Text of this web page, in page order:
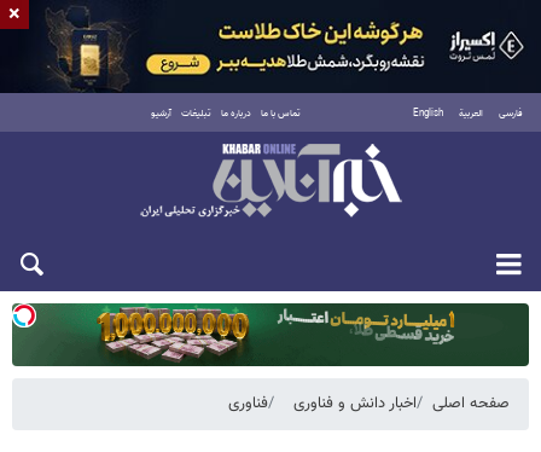
فارسی العربية English تماس با ما درباره ما تبلیغات آرشیو
یکشنبه ۱۸ مرداد ۱۴۰۵
صفحه اصلی اخبار دانش و فناوری فناوری
×